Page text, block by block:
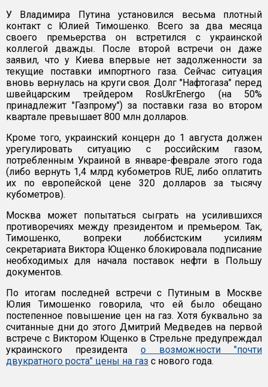
У Владимира Путина установился весьма плотный
контакт с Юлией Тимошенко. Всего за два месяца
своего премьерства он встретился с украинской
коллегой дважды. После второй встречи он даже
заявил, что у Киева впервые нет задолженности за
текущие поставки импортного газа. Сейчас ситуация
вновь вернулась на круги своя. Долг "Нафтогаза" перед
швейцарским трейдером RosUkrEnergo (на 50%
принадлежит "Газпрому") за поставки газа во втором
квартале превышает 800 млн долларов.
Кроме того, украинский концерн до 1 августа должен
урегулировать ситуацию с российским газом,
потребленным Украиной в январе-феврале этого года
(либо вернуть 1,4 млрд кубометров RUE, либо оплатить
их по европейской цене 320 долларов за тысячу
кубометров).
Москва может попытаться сыграть на усилившихся
противоречиях между президентом и премьером. Так,
Тимошенко, вопреки лоббистским усилиям
секретариата Виктора Ющенко блокировала подписание
необходимых для начала поставок нефти в Польшу
документов.
По итогам последней встречи с Путиным в Москве
Юлия Тимошенко говорила, что ей было обещано
постепенное повышение цен на газ. Хотя буквально за
считанные дни до этого Дмитрий Медведев на первой
встрече с Виктором Ющенко в Стрельне предупреждал
украинского президента о возможности "почти
двукратного роста" цены на газ с нового года.